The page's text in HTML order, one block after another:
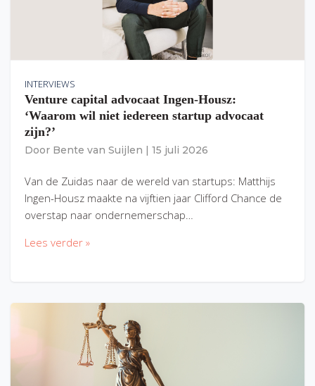
INTERVIEWS
Venture capital advocaat Ingen-Housz:
‘Waarom wil niet iedereen startup advocaat
zijn?’
Door Bente van Suijlen 15 juli 2026
Van de Zuidas naar de wereld van startups: Matthijs
Ingen-Housz maakte na vijftien jaar Clifford Chance de
overstap naar ondernemerschap…
Lees verder »